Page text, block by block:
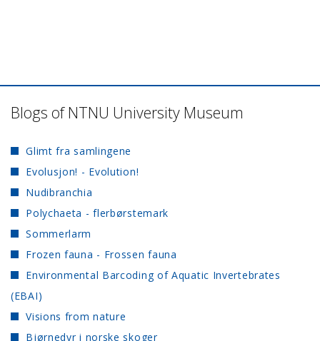
Blogs of NTNU University Museum
Glimt fra samlingene
Evolusjon! - Evolution!
Nudibranchia
Polychaeta - flerbørstemark
Sommerlarm
Frozen fauna - Frossen fauna
Environmental Barcoding of Aquatic Invertebrates
(EBAI)
Visions from nature
Bjørnedyr i norske skoger